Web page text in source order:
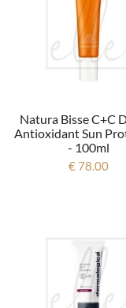
Natura Bisse C+c
Antioxidant Sun
- 100ml
€ 78.00